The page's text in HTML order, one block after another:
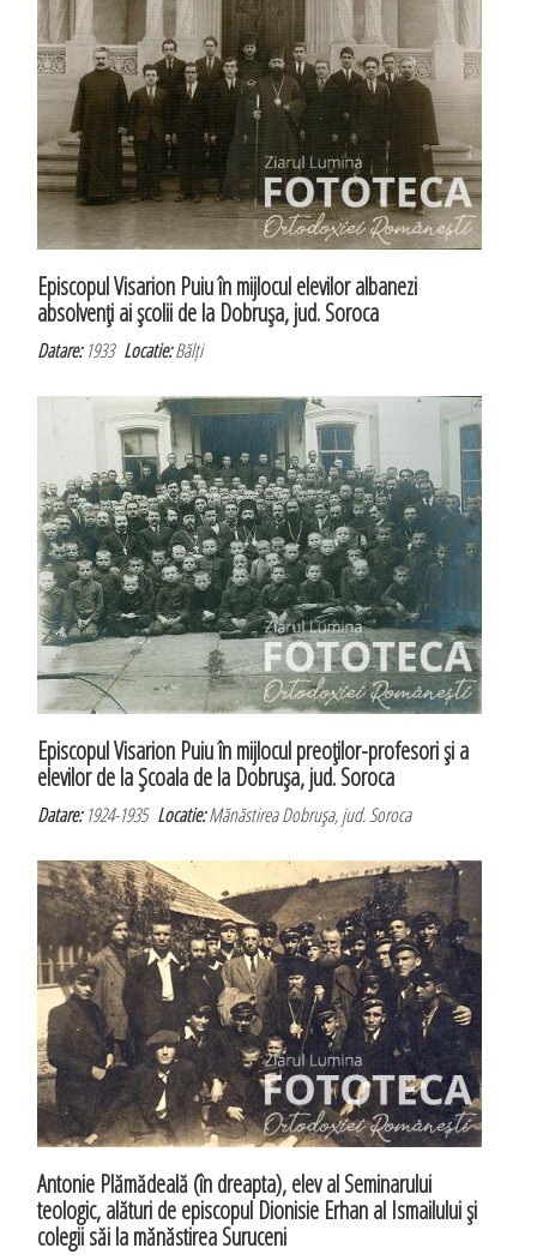
Episcopul Visarion Puiu în mijlocul elevilor albanezi
absolvenţi ai şcolii de la Dobruşa, jud. Soroca
Datare:1933Locatie:Bălți
Episcopul Visarion Puiu în mijlocul preoţilor-profesori şi a
elevilor de la Şcoala de la Dobruşa, jud. Soroca
Datare:1924-1935Locatie:Mănăstirea Dobruşa, jud. Soroca
Antonie Plămădeală (în dreapta), elev al Seminarului
teologic, alături de episcopul Dionisie Erhan al Ismailului şi
colegii săi la mănăstirea Suruceni